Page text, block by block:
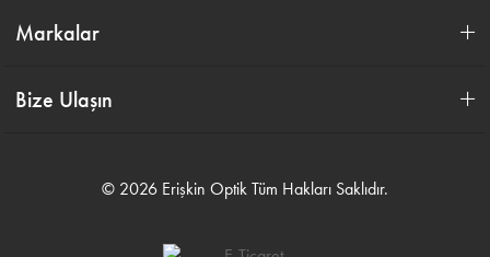
Markalar
Bize Ulaşın
© 2026 Erişkin Optik Tüm Hakları Saklıdır.